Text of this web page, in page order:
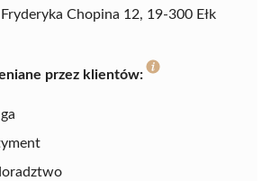
Fryderyka Chopina 12, 19-300 Ełk
przez klientów: